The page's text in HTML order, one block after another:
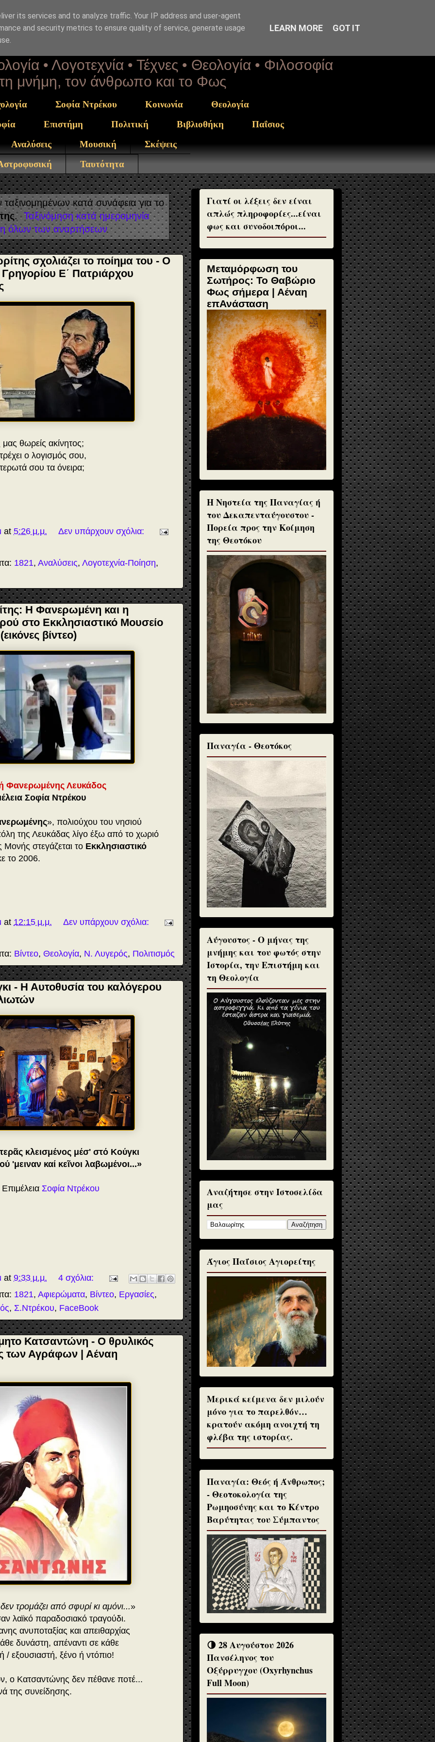
• Λογοτεχνία • Τέχνες • Θεολογία • Φιλοσοφία
τη μνήμη, τον άνθρωπο και το Φως
Σοφία Ντρέκου Κοινωνία
Θεολογία
Επιστήμη Πολιτική Βιβλιοθήκη
Παΐσιος
Αναλύσεις Μουσική
Σκέψεις
Ταυτότητα
κατά συνάφεια για το
. Ταξινόμηση κατά ημερομηνία
όλων των αναρτήσεων
σχολιάζει το ποίημα του - Ο
Γρηγορίου Ε΄ Πατριάρχου
θωρείς ακίνητος;
ο λογισμός σου,
σου τα όνειρα;
at 5:26 μ.μ. Δεν υπάρχουν σχόλια:
1821, Αναλύσεις, Λογοτεχνία-Ποίηση,
Η Φανερωμένη και η
στο Εκκλησιαστικό Μουσείο
βίντεο)
Φανερωμένης Λευκάδος
Σοφία Ντρέκου
», πολιούχου του νησιού
της Λευκάδας λίγο έξω από το χωριό
Μονής στεγάζεται το Εκκλησιαστικό
το 2006.
at 12:15 μ.μ. Δεν υπάρχουν σχόλια:
Βίντεο, Θεολογία, Ν. Λυγερός, Πολιτισμός
- Η Αυτοθυσία του καλόγερου
κλεισμένος μέσ' στό Κούγκι
'μειναν καί κεῖνοι λαβωμένοι...»
Σοφία Ντρέκου
at 9:33 μ.μ.
4 σχόλια:
1821, Αφιερώματα, Βίντεο, Εργασίες,
, Σ.Ντρέκου, FaceBook
Κατσαντώνη - Ο θρυλικός
των Αγράφων | Αέναη
τρομάζει από σφυρί κι αμόνι...»
λαϊκό παραδοσιακό τραγούδι.
ανυποταξίας και απειθαρχίας
δυνάστη, απέναντι σε κάθε
/ εξουσιαστή, ξένο ή ντόπιο!
ο Κατσαντώνης δεν πέθανε ποτέ...
της συνείδησης.
Γιατί οι λέξεις δεν είναι
απλώς πληροφορίες...είναι
φως και συνοδοιπόροι...
Μεταμόρφωση του
Σωτήρος: Το Θαβώριο
Φως σήμερα | Αέναη
επΑνάσταση
H Νηστεία της Παναγίας ή
του Δεκαπενταύγουστου -
Πορεία προς την Κοίμηση
της Θεοτόκου
Παναγία - Θεοτόκος
Αύγουστος - Ο μήνας της
μνήμης και του φωτός στην
Ιστορία, την Επιστήμη και
τη Θεολογία
Αναζήτησε στην Ιστοσελίδα
μας
Άγιος Παΐσιος Αγιορείτης
Μερικά κείμενα δεν μιλούν
μόνο για το παρελθόν…
κρατούν ακόμη ανοιχτή τη
φλέβα της ιστορίας.
Παναγία: Θεός ή Άνθρωπος;
- Θεοτοκολογία της
Ρωμηοσύνης και το Κέντρο
Βαρύτητας του Σύμπαντος
🌗 28 Αυγούστου 2026
Πανσέληνος του
Οξύρρυγχου (Oxyrhynchus
Full Moon)
its services and to analyze traffic. Your IP address and user-agent
and security metrics to ensure quality of service, generate usage
LEARN MORE GOT IT